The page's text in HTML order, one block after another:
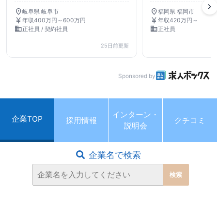
location_on岐阜県 岐阜市
currency_yen年収400万円～600万円
business正社員 / 契約社員
25日前更新
location_on福岡県 福岡市
currency_yen年収420万円～
business正社員
chevron_right
Sponsored by
企業TOP 採用情報
インターン・
説明会
クチコミ
企業名で検索